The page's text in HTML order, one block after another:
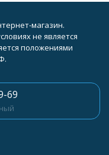
магазин.
не является
положениями
69